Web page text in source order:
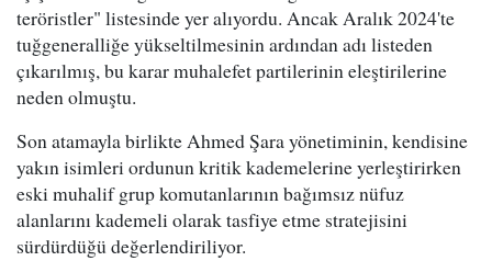
teröristler" listesinde yer alıyordu. Ancak Aralık 2024'te
tuğgeneralliğe yükseltilmesinin ardından adı listeden
çıkarılmış, bu karar muhalefet partilerinin eleştirilerine
neden olmuştu.
Son atamayla birlikte Ahmed Şara yönetiminin, kendisine
yakın isimleri ordunun kritik kademelerine yerleştirirken
eski muhalif grup komutanlarının bağımsız nüfuz
alanlarını kademeli olarak tasfiye etme stratejisini
sürdürdüğü değerlendiriliyor.